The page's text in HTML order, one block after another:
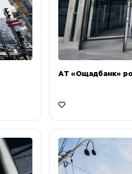
АТ «Ощадбанк»